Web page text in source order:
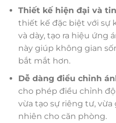
Thiết kế hiện đại và
thiết kế đặc biệt với sự
và dày, tạo ra hiệu ứng
này giúp không gian
bắt mắt hơn.
Dễ dàng điều chỉnh
cho phép điều chỉnh
vừa tạo sự riêng tư,
nhiên cho căn phòng.